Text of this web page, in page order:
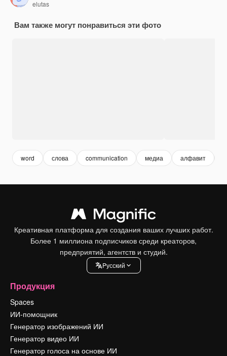
elutas
Вам также могут понравиться эти фото
word слова communication медиа алфавит
Креативная платформа для создания ваших лучших работ.
Более 1 миллиона подписчиков среди креаторов,
предприятий, агентств и студий.
Pусский
Продукция
Spaces
ИИ-помощник
Генератор изображений ИИ
Генератор видео ИИ
Генератор голоса на основе ИИ